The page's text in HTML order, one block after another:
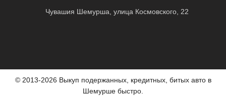
Чувашия Шемурша, улица Космовского, 22
© 2013-2026 Выкуп подержанных, кредитных, битых авто в
Шемурше быстро.